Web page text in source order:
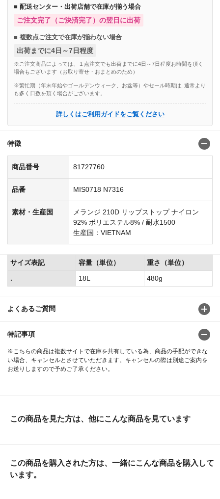
■ 配送センター・出荷店舗で在庫が揃う場合
ご注文完了（ご決済完了）の翌日に出荷
■ 複数点ご注文で在庫が揃わない場合
出荷までに4日～7日程度
※ご注文商品によっては、１点注文でも出荷までに4日～7日程度お時間を頂く
場合もございます（お取り寄せ・おまとめのため）
※繁忙期（年末年始やゴールデンウィーク、お盆等）やセール時期は, 通常より
も多く日数を頂く場合がございます。
詳しくはご利用ガイドをご覧ください
特徴
商品番号 81727760
品番 MIS0718 N7316
素材・生産国
メランジ 210D リップストップ ナイロン
92% ポリエステル8% / 耐水1500
生産国：VIETNAM
よくあるご質問
特記事項
※こちらの商品は複数サイトで在庫を共有している為、商品の手配ができな
い場合、キャンセルとさせていただきます。キャンセルの際は別途ご案内を
お送りしますので予めご了承ください。
サイズ表記 容量（単位）
重さ（単位）
.
18L 480g
この商品を見た方は、他にこんな商品を見ています
この商品を購入された方は、一緒にこんな商品を購入して
います。